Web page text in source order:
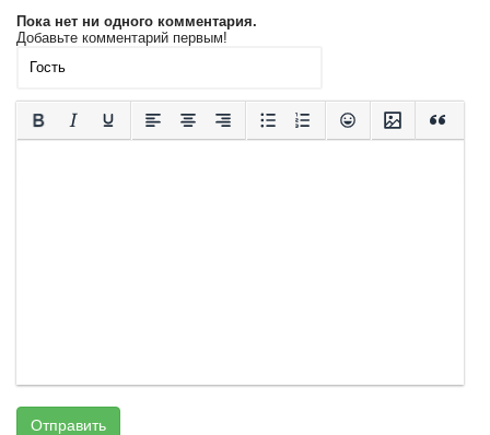
Пока нет ни одного комментария.
Добавьте комментарий первым!
Отправить